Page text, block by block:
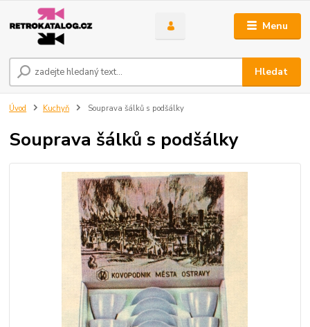
Menu
Hledat
Úvod Kuchyň Souprava šálků s podšálky
Souprava šálků s podšálky